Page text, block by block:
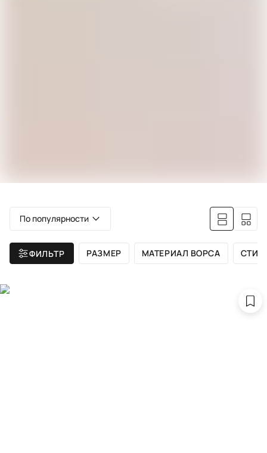
По популярности
ФИЛЬТР РАЗМЕР МАТЕРИАЛ ВОРСА